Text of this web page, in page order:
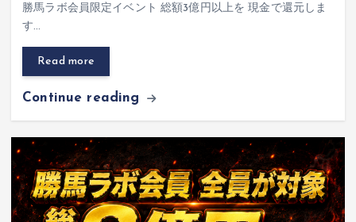
勝馬ラボ会員限定イベント 総額3億円以上を 現金で還元しま
す…
Read more
Continue reading